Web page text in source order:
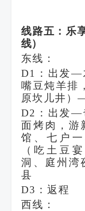
线路五：乐
线）
东线：
D1：出发—
嘴豆炖羊排
原坎儿井）
D2：出发—
面烤肉，游
馆、七户
（吃土豆
洞、庭州
县
D3：返程
西线：